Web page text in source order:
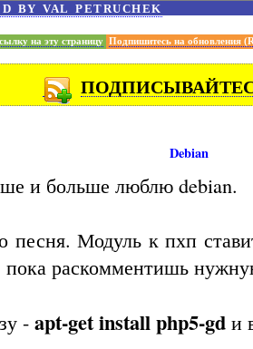
by val petruchek
на эту страницу Подпишитесь на обновления
Debian
и больше люблю debian.
песня. Модуль к пхп
раскомментишь
- apt-get install php5-gd и